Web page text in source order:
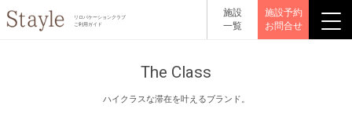
リロバケーションクラブ
ご利用ガイド
施設
一覧
施設予約
お問合せ
The Class
ハイクラスな滞在を叶えるブランド。